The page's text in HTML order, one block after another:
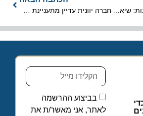
אוקטובר 2018 במלונות: שיא של כל הזמנים בלינות התיירים חברה יוונית עדיין מתעניינת בקובלט שהפסיקה את פעילותה
בביצוע ההרשמה
לאתר, אני מאשר/ת את